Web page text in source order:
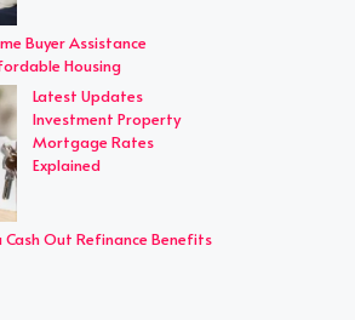
Buyer Assistance
Housing
Latest Updates
Investment Property
Mortgage Rates
Explained
Cash Out Refinance Benefits